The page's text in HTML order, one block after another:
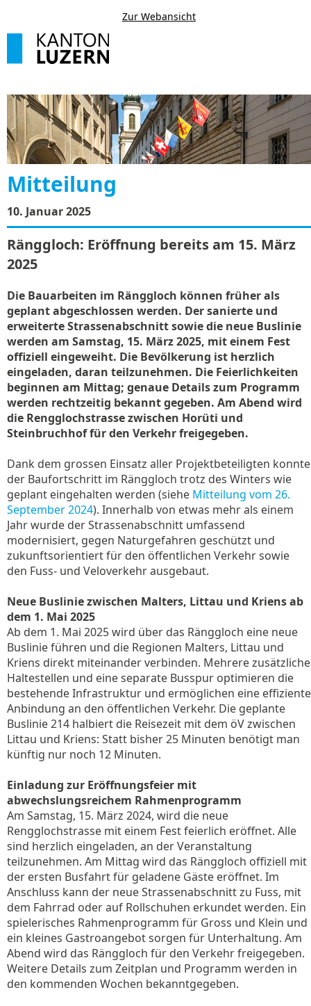
Zur Webansicht
Mitteilung
10. Januar 2025
Ränggloch: Eröffnung bereits am 15. März
2025
Die Bauarbeiten im Ränggloch können früher als
geplant abgeschlossen werden. Der sanierte und
erweiterte Strassenabschnitt sowie die neue Buslinie
werden am Samstag, 15. März 2025, mit einem Fest
offiziell eingeweiht. Die Bevölkerung ist herzlich
eingeladen, daran teilzunehmen. Die Feierlichkeiten
beginnen am Mittag; genaue Details zum Programm
werden rechtzeitig bekannt gegeben. Am Abend wird
die Rengglochstrasse zwischen Horüti und
Steinbruchhof für den Verkehr freigegeben.
Dank dem grossen Einsatz aller Projektbeteiligten konnte
der Baufortschritt im Ränggloch trotz des Winters wie
geplant eingehalten werden (siehe Mitteilung vom 26.
September 2024). Innerhalb von etwas mehr als einem
Jahr wurde der Strassenabschnitt umfassend
modernisiert, gegen Naturgefahren geschützt und
zukunftsorientiert für den öffentlichen Verkehr sowie
den Fuss- und Veloverkehr ausgebaut.
Neue Buslinie zwischen Malters, Littau und Kriens ab
dem 1. Mai 2025
Ab dem 1. Mai 2025 wird über das Ränggloch eine neue
Buslinie führen und die Regionen Malters, Littau und
Kriens direkt miteinander verbinden. Mehrere zusätzliche
Haltestellen und eine separate Busspur optimieren die
bestehende Infrastruktur und ermöglichen eine effiziente
Anbindung an den öffentlichen Verkehr. Die geplante
Buslinie 214 halbiert die Reisezeit mit dem öV zwischen
Littau und Kriens: Statt bisher 25 Minuten benötigt man
künftig nur noch 12 Minuten.
Einladung zur Eröffnungsfeier mit
abwechslungsreichem Rahmenprogramm
Am Samstag, 15. März 2024, wird die neue
Rengglochstrasse mit einem Fest feierlich eröffnet. Alle
sind herzlich eingeladen, an der Veranstaltung
teilzunehmen. Am Mittag wird das Ränggloch offiziell mit
der ersten Busfahrt für geladene Gäste eröffnet. Im
Anschluss kann der neue Strassenabschnitt zu Fuss, mit
dem Fahrrad oder auf Rollschuhen erkundet werden. Ein
spielerisches Rahmenprogramm für Gross und Klein und
ein kleines Gastroangebot sorgen für Unterhaltung. Am
Abend wird das Ränggloch für den Verkehr freigegeben.
Weitere Details zum Zeitplan und Programm werden in
den kommenden Wochen bekanntgegeben.